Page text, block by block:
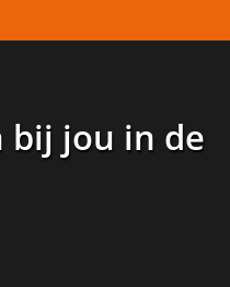
bij jou in de